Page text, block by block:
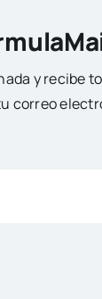
y recibe
correo